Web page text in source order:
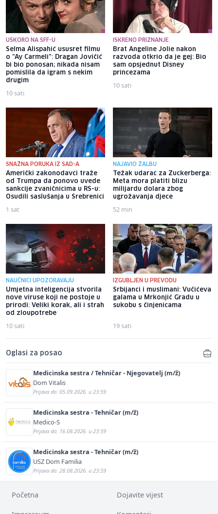
USKORO NA SFF-U
Selma Alispahić ususret filmu
o "Ay Carmeli": Dragan Jovičić
bi bio ponosan; nikada nisam
pomislila da igram s nekim
drugim
10 sati
ISKRENO PRIZNANJE
Brat Angeline Jolie nakon
razvoda otkrio da je gej: Bio
sam opsjednut Disney
princezama
10 sati
SNAŽNA PORUKA IZ SAD-A
Američki zakonodavci traže
od Trumpa da ponovo uvede
sankcije zvaničnicima u RS-u:
Osudili saslušanja u Srebrenici
1 sat
NAJAVIO ŽALBU
Težak udarac za Zuckerberga:
Meta mora platiti blizu
milijardu dolara zbog
ugrožavanja djece
52 min
NAUČNICI UPOZORAVAJU
Umjetna inteligencija stvorila
nove viruse koji ne postoje u
prirodi: Veliki korak, ali i strah
od zloupotrebe
10 sati
IZGUBLJEN U PREVODU
Srbijanci i muslimani: Vučićeva
galama u Mrkonjić Gradu u
sukobu s činjenicama
19 sati
Oglasi za posao
Medicinska sestra / Tehničar - Njegovatelj (m/ž)
Dom Vitalis
Prijava do: 05.09.2026. u 23:59
Medicinska sestra - Tehničar (m/ž)
Medico-S
Prijava do: 16.08.2026. u 23:59
Medicinska sestra - Tehničar (m/ž)
USZ Dom Familia
Prijava do: 28.08.2026. u 23:59
Početna Dojavite vijest